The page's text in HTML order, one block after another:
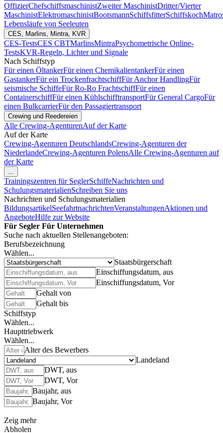
OffizierChefschiffsmaschinistZweiter MaschinistDritter/Vierter
MaschinistElektromaschinistBootsmannSchiffsfitterSchiffskoch
Lebensläufe von Seeleuten
CES, Marlins, Mintra, KVR
CES-TestsCES CBTMarlinsMintraPsychometrische Online-
TestsKVR-Regeln, Lichter und Signale
Nach Schiffstyp
Für einen ÖltankerFür einen ChemikalientankerFür einen
GastankerFür ein TrockenfrachtschiffFür Anchor HandlingFür
seismische SchiffeFür Ro-Ro FrachtschiffFür einen
ContainerschiffFür einen KühlschifftransportFür General CargoFür
einen BulkcarrierFür den Passagiertransport
Crewing und Reedereien
Alle Crewing-AgenturenAuf der Karte
Auf der Karte
Crewing-Agenturen DeutschlandsCrewing-Agenturen der
NiederlandeCrewing-Agenturen PolensAlle Crewing-Agenturen auf
der Karte
...
Trainingszentren für SeglerSchiffeNachrichten und
SchulungsmaterialienSchreiben Sie uns
Nachrichten und Schulungsmaterialien
BildungsartikelSeefahrtnachrichtenVeranstaltungenAktionen und
AngeboteHilfe zur Website
Für Segler Für Unternehmen
Suche nach aktuellen Stellenangeboten:
Berufsbezeichnung
Wählen...
Staatsbürgerschaft
Einschiffungsdatum, aus
Einschiffungsdatum, Vor
Gehalt von
Gehalt bis
Schiffstyp
Wählen...
Haupttriebwerk
Wählen...
Alter des Bewerbers
Landeland
DWT, aus
DWT, Vor
Baujahr, aus
Baujahr, Vor
Zeig mehr
Abholen